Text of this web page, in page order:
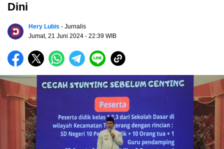
Dini
Hery Lubis - Jurnalis
Jumat, 21 Juni 2024 - 22:39 WIB